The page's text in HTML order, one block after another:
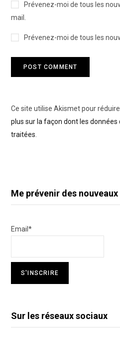
Prévenez-moi de tous les
mail.
Prévenez-moi de tous les
Ce site utilise Akismet pour
plus sur la façon dont les
traitées
Me prévenir des
Email*
Sur les réseaux sociaux